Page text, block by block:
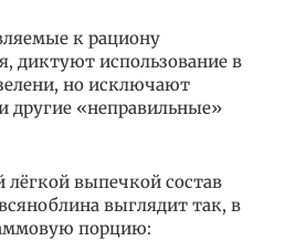
к рациону
диктуют использование в
но исключают
другие «неправильные»
лёгкой выпечкой состав
выглядит так, в
порцию: